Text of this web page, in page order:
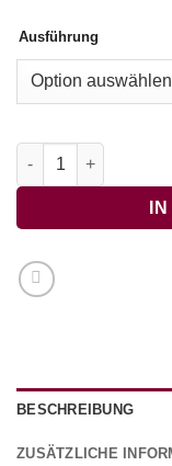
Ausführung
The Cliffs Of Doneen
BESCHREIBUNG
ZUSÄTZLICHE